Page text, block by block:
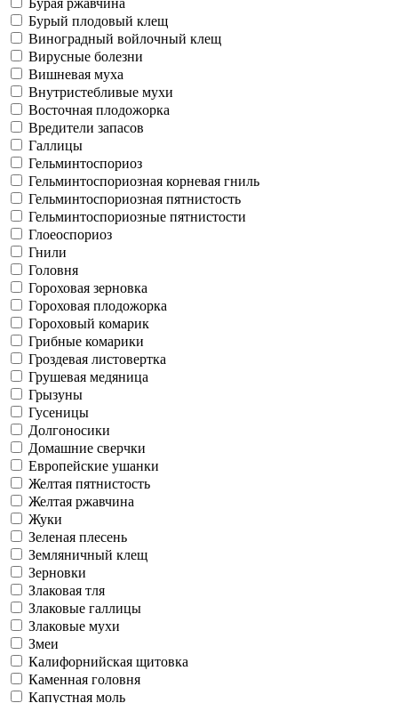
Бурый плодовый клещ
Виноградный войлочный клещ
Вирусные болезни
Вишневая муха
Внутристебливые мухи
Восточная плодожорка
Вредители запасов
Галлицы
Гельминтоспориоз
Гельминтоспориозная корневая гниль
Гельминтоспориозная пятнистость
Гельминтоспориозные пятнистости
Глоеоспориоз
Гнили
Головня
Гороховая зерновка
Гороховая плодожорка
Гороховый комарик
Грибные комарики
Гроздевая листовертка
Грушевая медяница
Грызуны
Гусеницы
Долгоносики
Домашние сверчки
Европейские ушанки
Желтая пятнистость
Желтая ржавчина
Жуки
Зеленая плесень
Земляничный клещ
Зерновки
Злаковая тля
Злаковые галлицы
Злаковые мухи
Змеи
Калифорнийская щитовка
Каменная головня
Капустная моль